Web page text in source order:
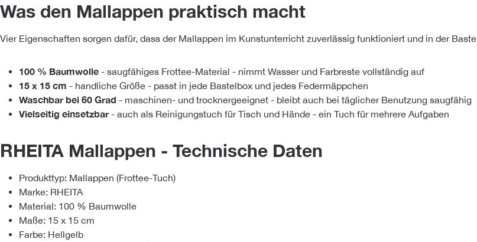
Was den Mallappen praktisch macht
Vier Eigenschaften sorgen dafür, dass der Mallappen im Kunstunterricht zuverlässig funktioniert und in der
100 % Baumwolle - saugfähiges Frottee-Material - nimmt Wasser und Farbreste vollständig auf
15 x 15 cm - handliche Größe - passt in jede Bastelbox und jedes Federmäppchen
Waschbar bei 60 Grad - maschinen- und trocknergeeignet - bleibt auch bei täglicher Benutzung saugfähig
Vielseitig einsetzbar- auch als Reinigungstuch für Tisch und Hände - ein Tuch für mehrere Aufgaben
RHEITA Mallappen - Technische Daten
Produkttyp: Mallappen (Frottee-Tuch)
Marke: RHEITA
Material: 100 % Baumwolle
Maße: 15 x 15 cm
Farbe: Hellgelb